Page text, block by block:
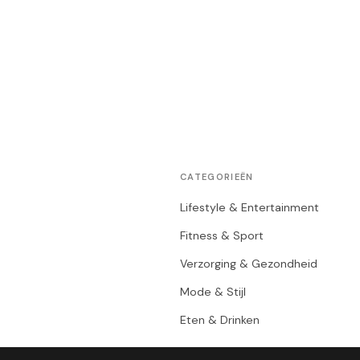
CATEGORIEËN
Lifestyle & Entertainment
Fitness & Sport
Verzorging & Gezondheid
Mode & Stijl
Eten & Drinken